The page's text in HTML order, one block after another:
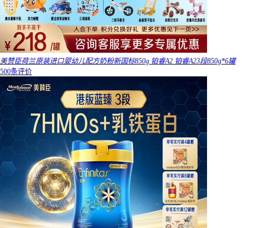
美赞臣荷兰原装进口婴幼儿配方奶粉新国标850g 铂睿A2 铂睿A23段850g*6罐
500条评价